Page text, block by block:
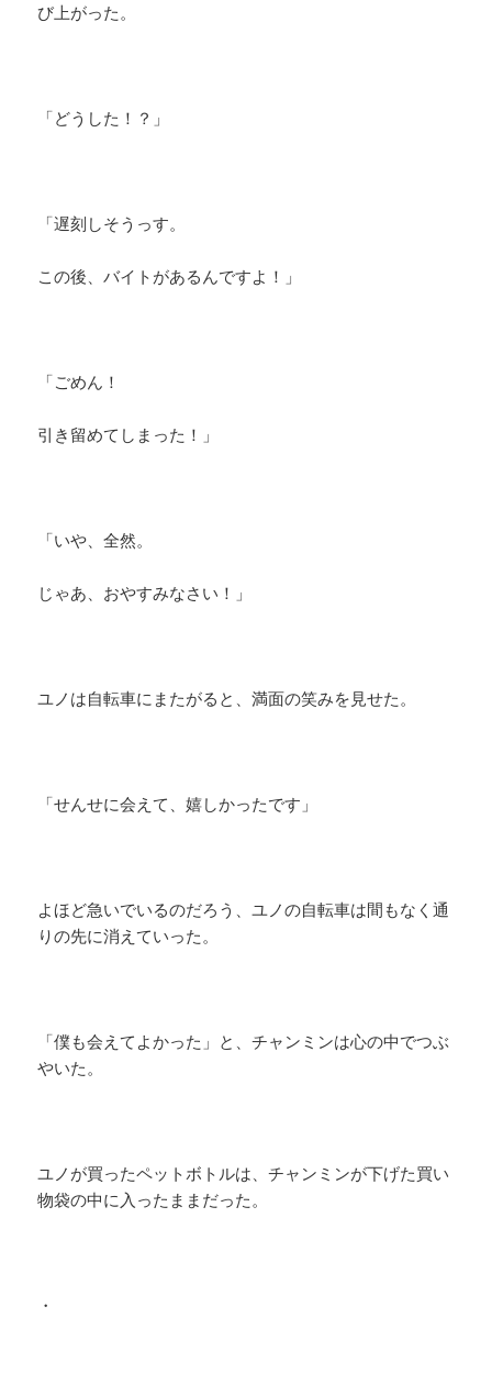
び上がった。
「どうした！？」
「遅刻しそうっす。
この後、バイトがあるんですよ！」
「ごめん！
引き留めてしまった！」
「いや、全然。
じゃあ、おやすみなさい！」
ユノは自転車にまたがると、満面の笑みを見せた。
「せんせに会えて、嬉しかったです」
よほど急いでいるのだろう、ユノの自転車は間もなく通
りの先に消えていった。
「僕も会えてよかった」と、チャンミンは心の中でつぶ
やいた。
ユノが買ったペットボトルは、チャンミンが下げた買い
物袋の中に入ったままだった。
・